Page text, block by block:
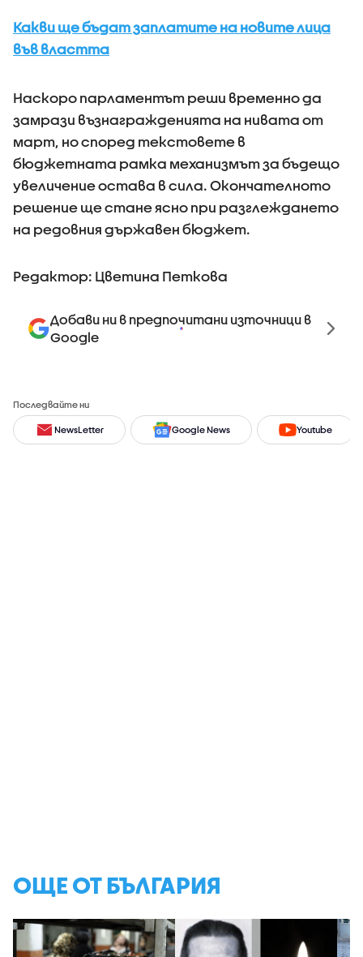
Какви ще бъдат заплатите на новите лица
във властта
Наскоро парламентът реши временно да
замрази възнагражденията на нивата от
март, но според текстовете в
бюджетната рамка механизмът за бъдещо
увеличение остава в сила. Окончателното
решение ще стане ясно при разглеждането
на редовния държавен бюджет.
Редактор: Цветина Петкова
Добави ни в предпочитани източници в
Google
Последвайте ни
NewsLetter Google News Youtube
ОЩЕ ОТ БЪЛГАРИЯ